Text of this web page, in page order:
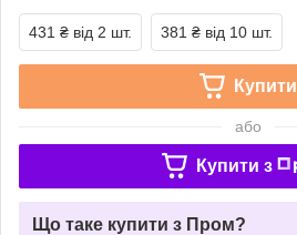
431 ₴ від 2 шт. 381 ₴ від 10 шт.
Купити
або
Купити з
Що таке купити з Пром?